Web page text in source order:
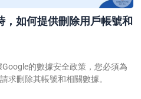
，如何提供刪除用戶帳號和
的數據安全政策，您必須為
求刪除其帳號和相關數據。